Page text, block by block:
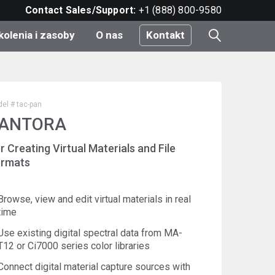
Contact Sales/Support: +1 (888) 800-9580
i zasoby O nas Kontakt
# tac-pan
Creating Virtual Materials and File
view and edit virtual materials in real
existing digital spectral data from MA-
or Ci7000 series color libraries
digital material capture sources with